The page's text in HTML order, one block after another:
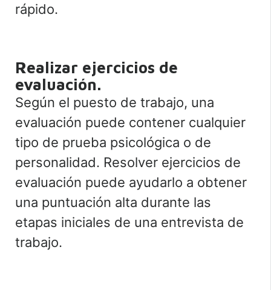
rápido.
Realizar ejercicios de
evaluación.
Según el puesto de trabajo, una
evaluación puede contener cualquier
tipo de prueba psicológica o de
personalidad. Resolver ejercicios de
evaluación puede ayudarlo a obtener
una puntuación alta durante las
etapas iniciales de una entrevista de
trabajo.